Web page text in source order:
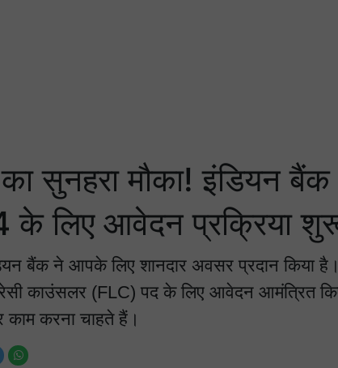
का सुनहरा मौका! इंडियन
के लिए आवेदन प्रक्रिया
बैंक ने आपके लिए शानदार अवसर प्रदान किया
काउंसलर (FLC) पद के लिए आवेदन आमंत्रित
काम करना चाहते हैं।